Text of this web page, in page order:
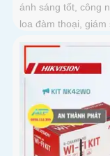
ánh sáng tốt, công
loa đàm thoại,